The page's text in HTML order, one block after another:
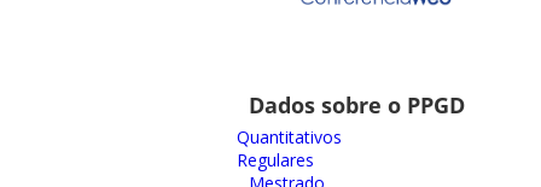
Dados sobre o PPGD
Quantitativos
Regulares